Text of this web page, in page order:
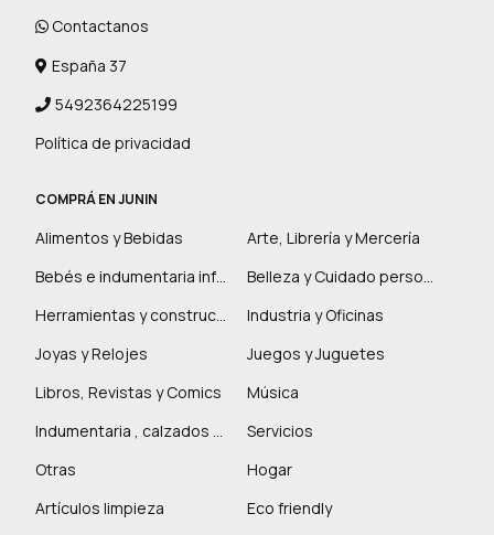
Contactanos
España 37
5492364225199
Política de privacidad
COMPRÁ EN JUNIN
Alimentos y Bebidas
Arte, Librería y Mercería
Bebés e indumentaria infantil
Belleza y Cuidado personal
Herramientas y construcción
Industria y Oficinas
Joyas y Relojes
Juegos y Juguetes
Libros, Revistas y Comics
Música
Indumentaria , calzados y marroquinería
Servicios
Otras
Hogar
Artículos limpieza
Eco friendly